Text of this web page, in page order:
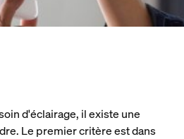
d'éclairage, il existe une
Le premier critère est dans